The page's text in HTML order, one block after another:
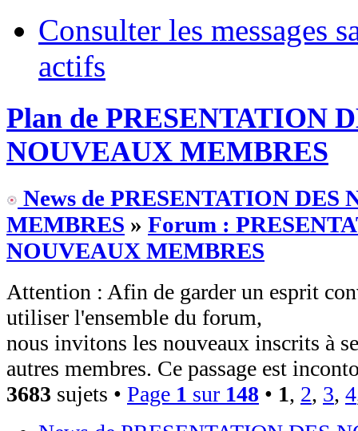
Consulter les messages
actifs
Plan de PRESENTATION
NOUVEAUX MEMBRES
News de PRESENTATION DES
MEMBRES » Forum :
NOUVEAUX MEMBRES
Attention : Afin de garder un esprit
utiliser l'ensemble du forum,
nous invitons les nouveaux inscrits à
autres membres. Ce passage est
3683 sujets • Page 1 sur 148 • 1, 2, 3, 4